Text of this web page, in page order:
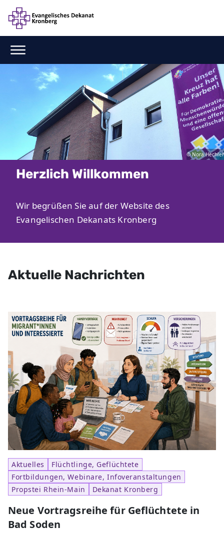
© Nora Hechler
Herzlich Willkommen
Wir begrüßen Sie auf der Website des
Evangelischen Dekanats Kronberg
Aktuelle Nachrichten
Aktuelles
Flüchtlinge, Geflüchtete
Fortbildungen, Webinare, Infoveranstaltungen
Propstei Rhein-Main
Dekanat Kronberg
Neue Vortragsreihe für Geflüchtete in
Bad Soden